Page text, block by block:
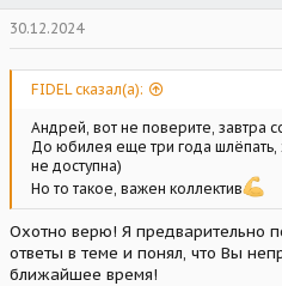
30.12.2024
FIDEL сказал(а):
Андрей, вот не поверите, завтра
До юбилея еще три года шлёпать,
не доступна)
Но то такое, важен коллектив
Охотно верю! Я предварительно
ответы в теме и понял, что Вы
ближайшее время!